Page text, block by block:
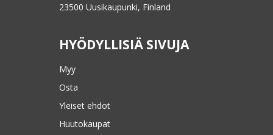
23500 Uusikaupunki, Finland
HYÖDYLLISIÄ SIVUJA
Myy
Osta
Yleiset ehdot
Huutokaupat